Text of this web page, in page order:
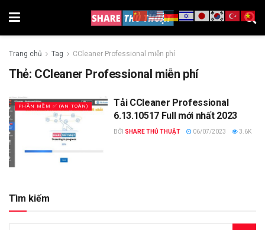
Trang chủ Tag CCleaner Professional miễn phí
Thẻ: CCleaner Professional miễn phí
PHẦN MỀM ✅ (AN TOÀN)
Tải CCleaner Professional
6.13.10517 Full mới nhất 2023
BỞI SHARE THỦ THUẬT 06/07/2023 3.6K
Tìm kiếm